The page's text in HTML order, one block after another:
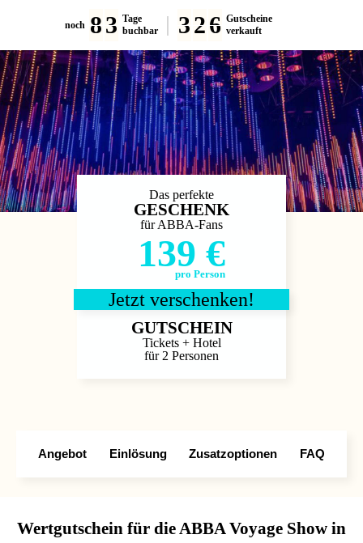
noch 83 Tage
buchbar
326 Gutscheine
verkauft
Das perfekte
GESCHENK
für ABBA-Fans
139 €
pro Person
Jetzt verschenken!
GUTSCHEIN
Tickets + Hotel
für 2 Personen
Angebot Einlösung Zusatzoptionen FAQ
Wertgutschein für die ABBA Voyage Show in